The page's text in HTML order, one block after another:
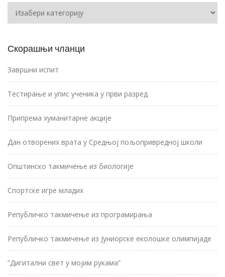
Скорашњи чланци
Завршни испит
Тестирање и упис ученика у први разред
Припрема хуманитарне акције
Дан отворених врата у Средњој пољопривредној школи
Општинско такмичење из биологије
Спортске игре младих
Републичко такмичење из програмирања
Републичко такмичење из Јуниорске еколошке олимпијаде
“Дигитални свет у мојим рукама”